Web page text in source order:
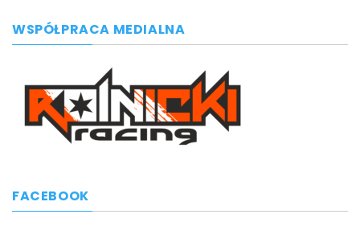
WSPÓŁPRACA MEDIALNA
FACEBOOK